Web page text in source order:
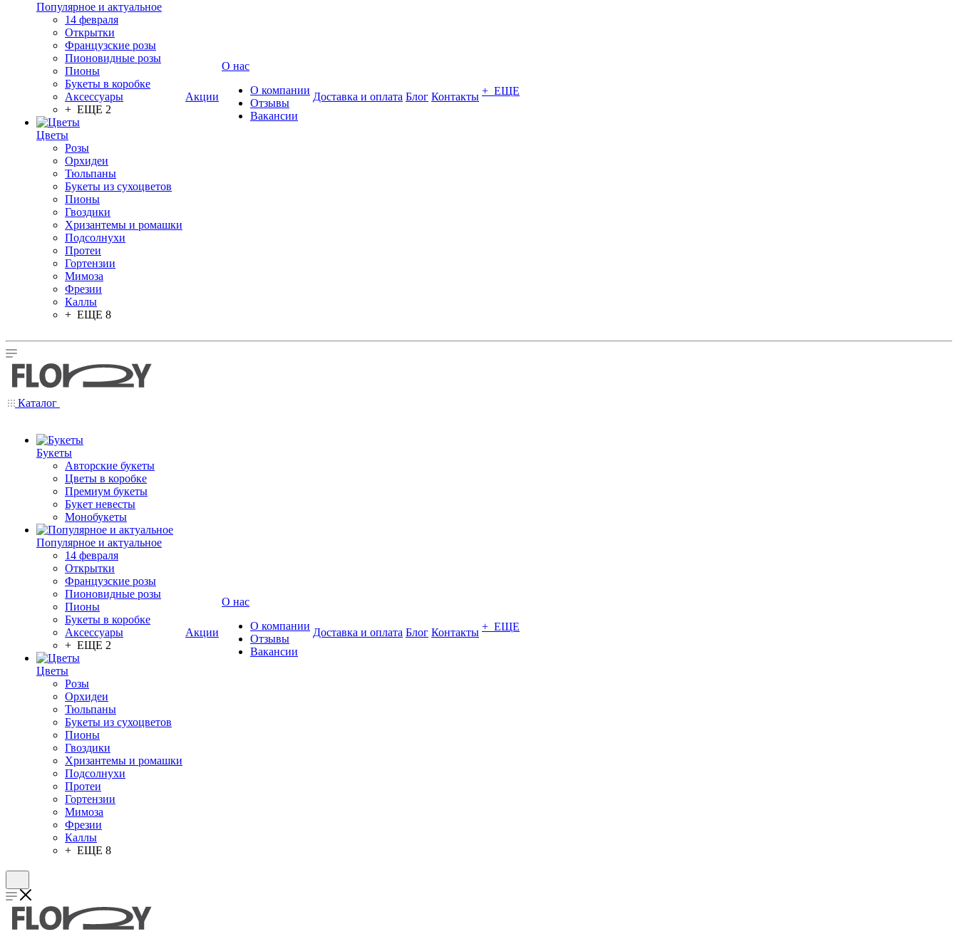
Популярное и актуальное
14 февраля
Открытки
Французские розы
Пионовидные розы
Пионы
Букеты в коробке
Аксессуары
+ ЕЩЕ 2
Цветы
Розы
Орхидеи
Тюльпаны
Букеты из сухоцветов
Пионы
Гвоздики
Хризантемы и ромашки
Подсолнухи
Протеи
Гортензии
Мимоза
Фрезии
Каллы
+ ЕЩЕ 8
Акции
О нас
О компании
Отзывы
Вакансии
Доставка и оплата Блог Контакты + ЕЩЕ
Каталог
Букеты
Авторские букеты
Цветы в коробке
Премиум букеты
Букет невесты
Монобукеты
Популярное и актуальное
14 февраля
Открытки
Французские розы
Пионовидные розы
Пионы
Букеты в коробке
Аксессуары
+ ЕЩЕ 2
Цветы
Розы
Орхидеи
Тюльпаны
Букеты из сухоцветов
Пионы
Гвоздики
Хризантемы и ромашки
Подсолнухи
Протеи
Гортензии
Мимоза
Фрезии
Каллы
+ ЕЩЕ 8
Акции
О нас
О компании
Отзывы
Вакансии
Доставка и оплата Блог Контакты + ЕЩЕ